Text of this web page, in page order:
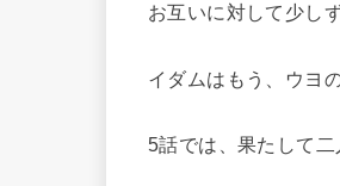
お互いに対して少し
イダムはもう、ウヨ
5話では、果たして